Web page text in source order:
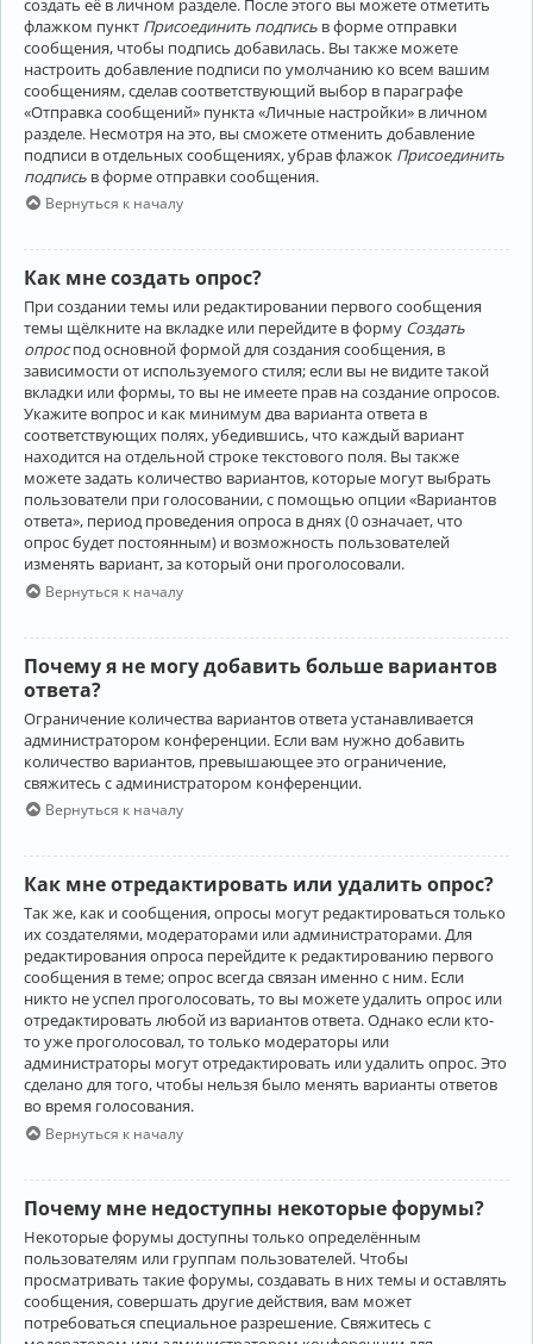
флажком пункт Присоединить подпись в форме отправки
сообщения, чтобы подпись добавилась. Вы также можете
настроить добавление подписи по умолчанию ко всем вашим
сообщениям, сделав соответствующий выбор в параграфе
«Отправка сообщений» пункта «Личные настройки» в личном
разделе. Несмотря на это, вы сможете отменить добавление
подписи в отдельных сообщениях, убрав флажок Присоединить
подпись в форме отправки сообщения.
Вернуться к началу
Как мне создать опрос?
При создании темы или редактировании первого сообщения
темы щёлкните на вкладке или перейдите в форму Создать
опроспод основной формой для создания сообщения, в
зависимости от используемого стиля; если вы не видите такой
вкладки или формы, то вы не имеете прав на создание опросов.
Укажите вопрос и как минимум два варианта ответа в
соответствующих полях, убедившись, что каждый вариант
находится на отдельной строке текстового поля. Вы также
можете задать количество вариантов, которые могут выбрать
пользователи при голосовании, с помощью опции «Вариантов
ответа», период проведения опроса в днях (0 означает, что
опрос будет постоянным) и возможность пользователей
изменять вариант, за который они проголосовали.
Вернуться к началу
Почему я не могу добавить больше вариантов
ответа?
Ограничение количества вариантов ответа устанавливается
администратором конференции. Если вам нужно добавить
количество вариантов, превышающее это ограничение,
свяжитесь с администратором конференции.
Вернуться к началу
Как мне отредактировать или удалить опрос?
Так же, как и сообщения, опросы могут редактироваться только
их создателями, модераторами или администраторами. Для
редактирования опроса перейдите к редактированию первого
сообщения в теме; опрос всегда связан именно с ним. Если
никто не успел проголосовать, то вы можете удалить опрос или
отредактировать любой из вариантов ответа. Однако если кто-
то уже проголосовал, то только модераторы или
администраторы могут отредактировать или удалить опрос. Это
сделано для того, чтобы нельзя было менять варианты ответов
во время голосования.
Вернуться к началу
Почему мне недоступны некоторые форумы?
Некоторые форумы доступны только определённым
пользователям или группам пользователей. Чтобы
просматривать такие форумы, создавать в них темы и оставлять
сообщения, совершать другие действия, вам может
потребоваться специальное разрешение. Свяжитесь с